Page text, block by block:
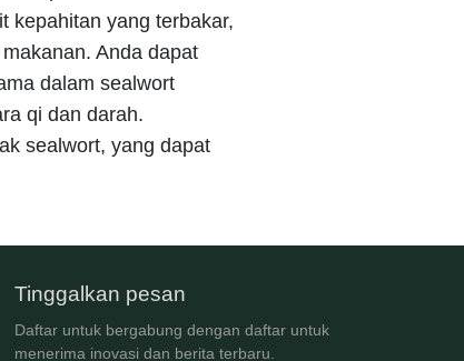
kepahitan yang terbakar,
Anda dapat
dalam sealwort
qi dan darah.
sealwort, yang dapat
Tinggalkan pesan
Daftar untuk bergabung dengan daftar untuk
menerima inovasi dan berita terbaru.